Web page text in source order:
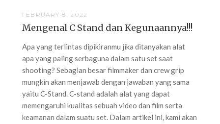
FEBRUARY 8, 2022
Mengenal C Stand dan Kegunaannya!!!
Apa yang terlintas dipikiranmu jika ditanyakan alat
apa yang paling serbaguna dalam satu set saat
shooting? Sebagian besar filmmaker dan crew grip
mungkin akan menjawab dengan jawaban yang sama
yaitu C-Stand. C-stand adalah alat yang dapat
memengaruhi kualitas sebuah video dan film serta
keamanan dalam suatu set. Dalam artikel ini, kami akan